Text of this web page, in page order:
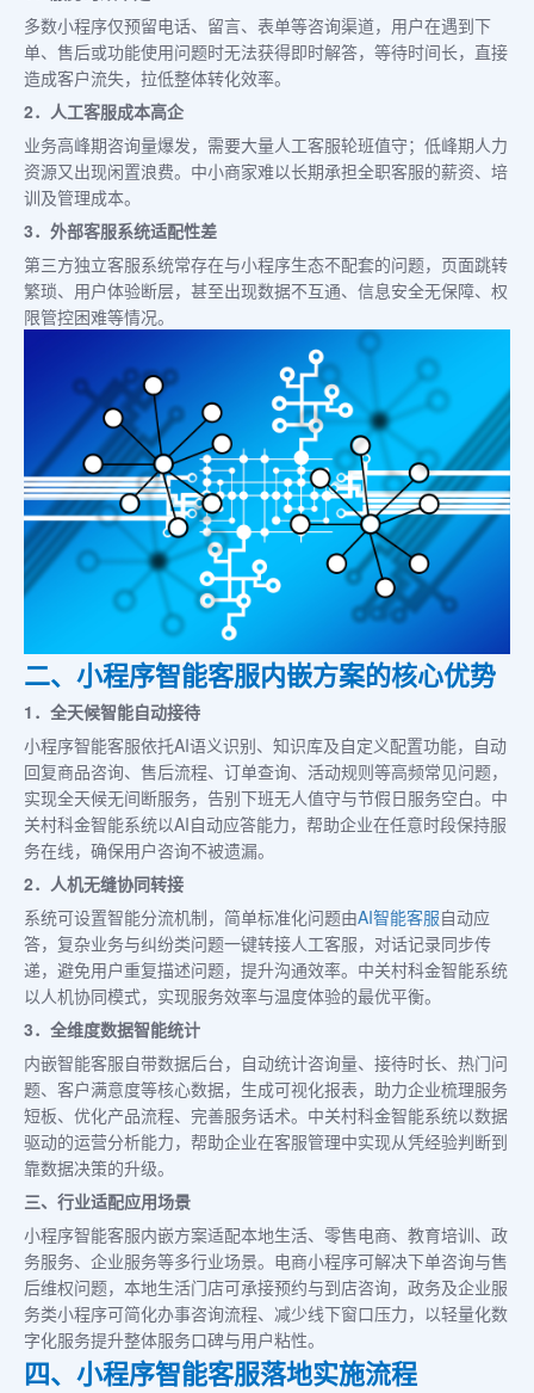
多数小程序仅预留电话、留言、表单等咨询渠道，用户在遇到下
单、售后或功能使用问题时无法获得即时解答，等待时间长，直接
造成客户流失，拉低整体转化效率。
2．人工客服成本高企
业务高峰期咨询量爆发，需要大量人工客服轮班值守；低峰期人力
资源又出现闲置浪费。中小商家难以长期承担全职客服的薪资、培
训及管理成本。
3．外部客服系统适配性差
第三方独立客服系统常存在与小程序生态不配套的问题，页面跳转
繁琐、用户体验断层，甚至出现数据不互通、信息安全无保障、权
限管控困难等情况。
二、小程序智能客服内嵌方案的核心优势
1．全天候智能自动接待
小程序智能客服依托AI语义识别、知识库及自定义配置功能，自动
回复商品咨询、售后流程、订单查询、活动规则等高频常见问题，
实现全天候无间断服务，告别下班无人值守与节假日服务空白。中
关村科金智能系统以AI自动应答能力，帮助企业在任意时段保持服
务在线，确保用户咨询不被遗漏。
2．人机无缝协同转接
系统可设置智能分流机制，简单标准化问题由AI智能客服自动应
答，复杂业务与纠纷类问题一键转接人工客服，对话记录同步传
递，避免用户重复描述问题，提升沟通效率。中关村科金智能系统
以人机协同模式，实现服务效率与温度体验的最优平衡。
3．全维度数据智能统计
内嵌智能客服自带数据后台，自动统计咨询量、接待时长、热门问
题、客户满意度等核心数据，生成可视化报表，助力企业梳理服务
短板、优化产品流程、完善服务话术。中关村科金智能系统以数据
驱动的运营分析能力，帮助企业在客服管理中实现从凭经验判断到
靠数据决策的升级。
三、行业适配应用场景
小程序智能客服内嵌方案适配本地生活、零售电商、教育培训、政
务服务、企业服务等多行业场景。电商小程序可解决下单咨询与售
后维权问题，本地生活门店可承接预约与到店咨询，政务及企业服
务类小程序可简化办事咨询流程、减少线下窗口压力，以轻量化数
字化服务提升整体服务口碑与用户粘性。
四、小程序智能客服落地实施流程